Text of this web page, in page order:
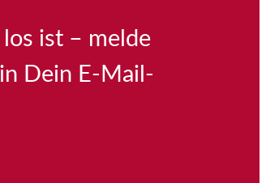
ist – melde
Dein E-Mail-